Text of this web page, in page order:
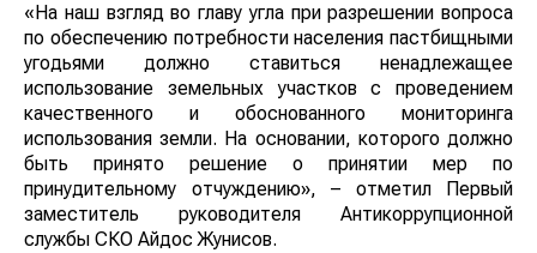
«На наш взгляд во главу угла при разрешении вопроса
по обеспечению потребности населения пастбищными
угодьями должно ставиться ненадлежащее
использование земельных участков с проведением
качественного и обоснованного мониторинга
использования земли. На основании, которого должно
быть принято решение о принятии мер по
принудительному отчуждению», – отметил Первый
заместитель руководителя Антикоррупционной
службы СКО Айдос Жунисов.